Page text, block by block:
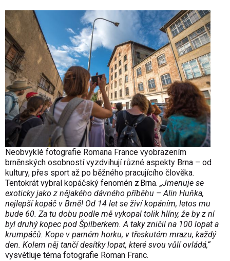
Neobvyklé fotografie Romana France vyobrazením
brněnských osobností vyzdvihují různé aspekty Brna – od
kultury, přes sport až po běžného pracujícího člověka.
Tentokrát vybral kopáčský fenomén z Brna. „Jmenuje se
exoticky jako z nějakého dávného příběhu – Alin Huňka,
nejlepší kopáč v Brně! Od 14 let se živí kopáním, letos mu
bude 60. Za tu dobu podle mě vykopal tolik hlíny, že by z ní
byl druhý kopec pod Špilberkem. A taky zničil na 100 lopat a
krumpáčů. Kope v parném horku, v třeskutém mrazu, každý
den. Kolem něj tančí desítky lopat, které svou vůlí ovládá,“
vysvětluje téma fotografie Roman Franc.